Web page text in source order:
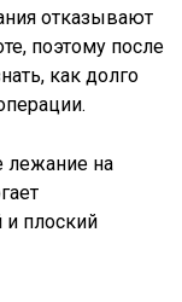
отказывают
поэтому после
как долго
лежание на
плоский